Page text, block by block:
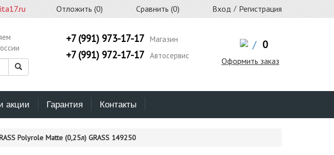
Отложить (0) Сравнить (0) Вход / Регистрация
+7 (991) 973-17-17 Магазин
+7 (991) 972-17-17 Автосервис
/ 0
Оформить заказ
акции Гарантия Контакты
Polyrole Matte (0,25л) GRASS 149250